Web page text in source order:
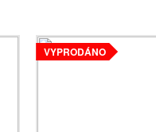
VYPRODÁNO